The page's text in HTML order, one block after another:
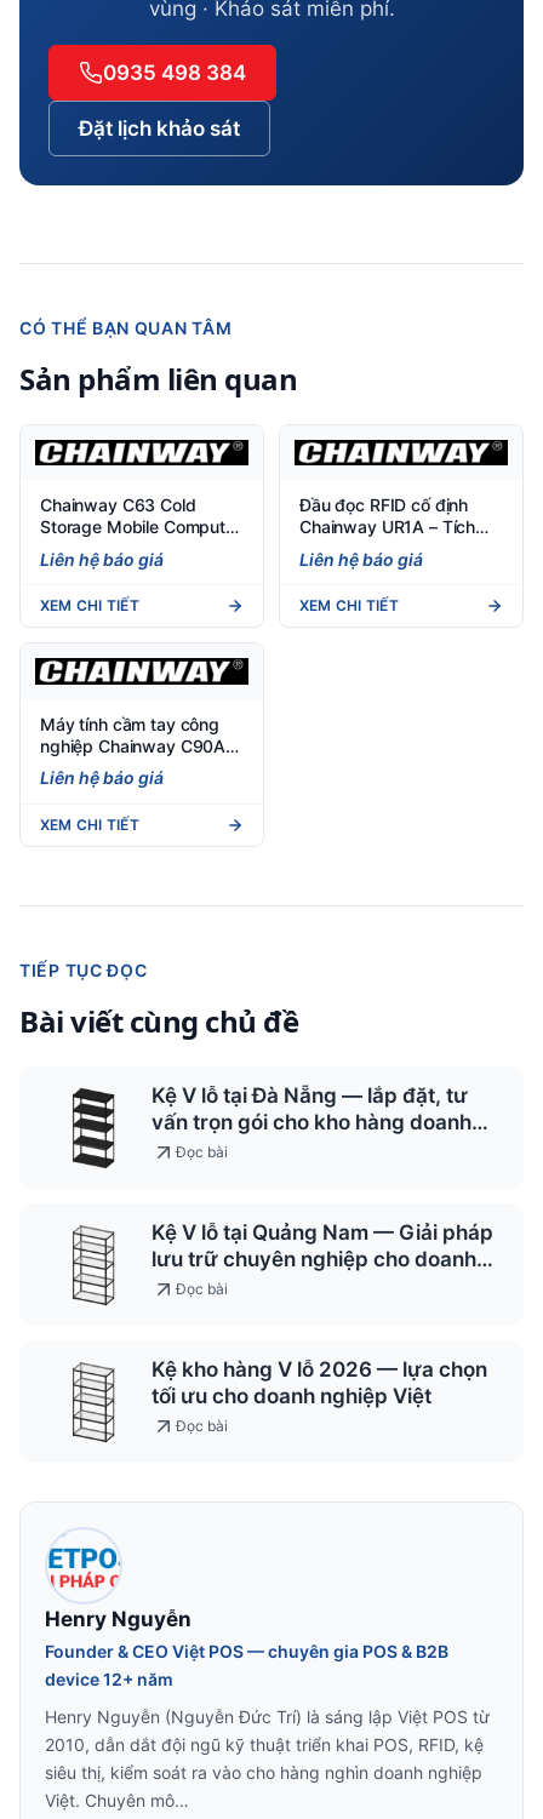
vùng · Khảo sát miễn phí.
0935 498 384
Đặt lịch khảo sát
CÓ THỂ BẠN QUAN TÂM
Sản phẩm liên quan
Chainway C63 Cold
Storage Mobile Computer
(Android 13) - PDA kho
lạnh chịu nhiệt -30°C
Liên hệ báo giá
XEM CHI TIẾT
Đầu đọc RFID cố định
Chainway UR1A – Tích
hợp anten, hiệu năng UHF
vượt trội
Liên hệ báo giá
XEM CHI TIẾT
Máy tính cầm tay công
nghiệp Chainway C90A
Android 14
Liên hệ báo giá
XEM CHI TIẾT
TIẾP TỤC ĐỌC
Bài viết cùng chủ đề
Kệ V lỗ tại Đà Nẵng — lắp đặt, tư
vấn trọn gói cho kho hàng doanh
nghiệp
Đọc bài
Kệ V lỗ tại Quảng Nam — Giải pháp
lưu trữ chuyên nghiệp cho doanh
nghiệp 2026
Đọc bài
Kệ kho hàng V lỗ 2026 — lựa chọn
tối ưu cho doanh nghiệp Việt
Đọc bài
Henry Nguyễn
Founder & CEO Việt POS — chuyên gia POS & B2B
device 12+ năm
Henry Nguyễn (Nguyễn Đức Trí) là sáng lập Việt POS từ
2010, dẫn dắt đội ngũ kỹ thuật triển khai POS, RFID, kệ
siêu thị, kiểm soát ra vào cho hàng nghìn doanh nghiệp
Việt. Chuyên mô…